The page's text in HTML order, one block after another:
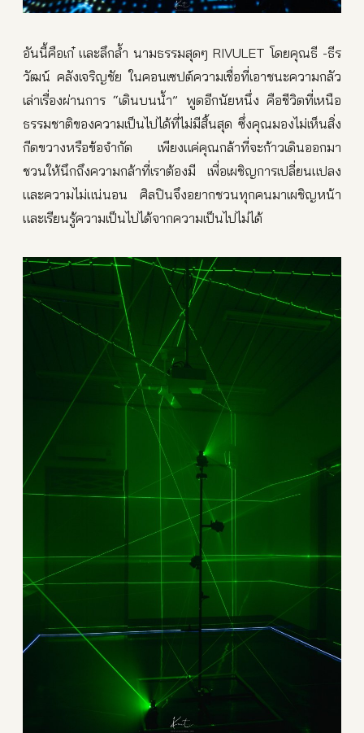
อันนี้คือเก๋ และลึกล้ำ นามธรรมสุดๆ RIVULET โดยคุณธี -ธีร
วัฒน์ คลังเจริญชัย ในคอนเซปต์ความเชื่อที่เอาชนะความกลัว
เล่าเรื่องผ่านการ “เดินบนน้ำ” พูดอีกนัยหนึ่ง คือชีวิตที่เหนือ
ธรรมชาติของความเป็นไปได้ที่ไม่มีสิ้นสุด ซึ่งคุณมองไม่เห็นสิ่ง
กีดขวางหรือข้อจำกัด เพียงแค่คุณกล้าที่จะก้าวเดินออกมา
ชวนให้นึกถึงความกล้าที่เราต้องมี เพื่อเผชิญการเปลี่ยนแปลง
และความไม่แน่นอน ศิลปินจึงอยากชวนทุกคนมาเผชิญหน้า
และเรียนรู้ความเป็นไปได้จากความเป็นไปไม่ได้